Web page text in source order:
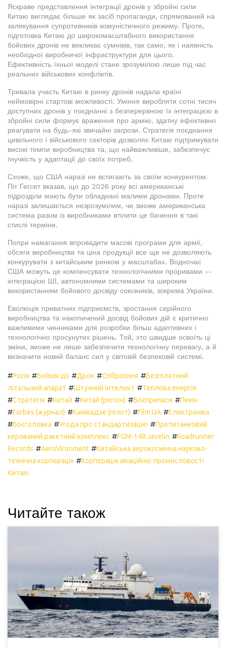
Яскраве представлення інтеграції дронів у збройні сили
Китаю виглядає більше як засіб пропаганди, спрямований на
залякування супротивників комуністичного режиму. Проте,
підготовка Китаю до широкомасштабного використання
бойових дронів не викликає сумнівів, так само, як і наявність
необхідної виробничої інфраструктури для цього.
Ефективність їхньої моделі стане зрозумілою лише під час
реальних військових конфліктів.
Тривала участь Китаю в ринку дронів надала країні
неймовірні стартові можливості. Уміння виробляти сотні тисяч
доступних дронів у поєднанні з безперервною їх інтеграцією в
збройні сили формує враження про армію, здатну ефективно
реагувати на будь-які звичайні загрози. Стратегія поєднання
цивільного і військового секторів дозволяє Китаю підтримувати
високі темпи виробництва та, що найважливіше, забезпечує
гнучкість у адаптації до своїх потреб.
Схоже, що США наразі не встигають за своїм конкурентом.
Піт Гегсет вказав, що до 2026 року всі американські
підрозділи мають бути обладнані малими дронами. Проте
наразі залишається незрозумілим, чи зможе американська
система разом із виробниками втілити це бачення в такі
стислі терміни.
Попри намагання впровадити масові програми для армії,
обсяги виробництва та ціна продукції все ще не дозволяють
конкурувати з китайським ринком у масштабах. Водночас
США можуть це компенсувати технологічними проривами --
інтеграцією ШІ, автономними системами та широким
використанням бойового досвіду союзників, зокрема України.
Еволюція приватних підприємств, зростання серійного
виробництва та накопичений досвід бойових дій є критично
важливими чинниками для розробки більш адаптивних і
технологічно просунутих рішень. Той, хто швидше освоїть ці
зміни, зможе не лише забезпечити технологічну перевагу, а й
визначити новий баланс сил у світовій безпековій системі.
#Росія #Бойові дії #Дрон #Озброєння #Безпілотний
літальний апарат #Штучний інтелект #Теплова енергія
#Стратегія #Китай #Китай (регіон) #Боєприпаси #Пекін
#Forbes (журнал) #Камікадзе (пілот) #Film.UA #Електроніка
#Боєголовка #Угода про стандартизацію #Протитанковий
керований ракетний комплекс #FGM-148 Javelin #Roadrunner
Records #AeroVironment #Китайська аерокосмічна науково-
технічна корпорація #Корпорація авіаційної промисловості
Китаю
Читайте також